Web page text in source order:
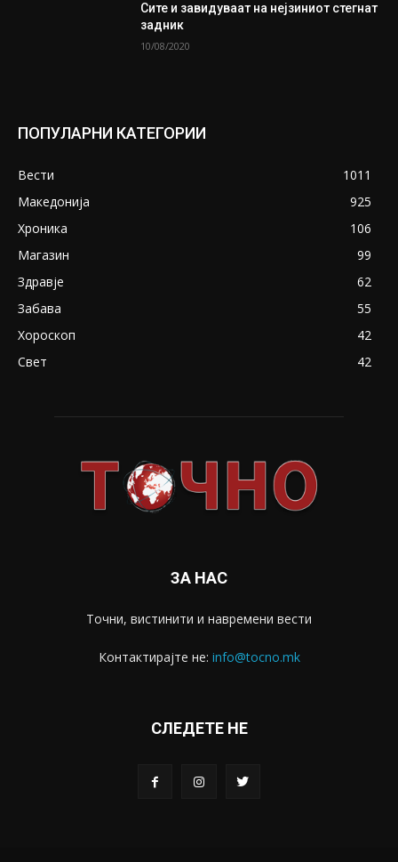
Сите и завидуваат на нејзиниот стегнат
задник
10/08/2020
ПОПУЛАРНИ КАТЕГОРИИ
Вести
1011
Македонија
925
Хроника
106
Магазин
99
Здравје
62
Забава
55
Хороскоп
42
Свет
42
ЗА НАС
Точни, вистинити и навремени вести
Контактирајте не: info@tocno.mk
СЛЕДЕТЕ НЕ